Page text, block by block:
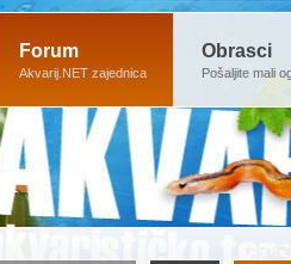
Forum
Akvarij.NET zajednica
Obrasci
Pošaljite mali